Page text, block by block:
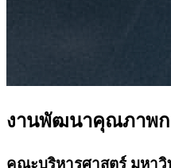
งานพัฒนาคุณภาพก
คณะบริหารศาสตร์ มหา